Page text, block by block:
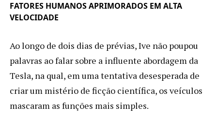
FATORES HUMANOS APRIMORADOS EM ALTA
VELOCIDADE
Ao longo de dois dias de prévias, Ive não poupou
palavras ao falar sobre a influente abordagem da
Tesla, na qual, em uma tentativa desesperada de
criar um mistério de ficção científica, os veículos
mascaram as funções mais simples.